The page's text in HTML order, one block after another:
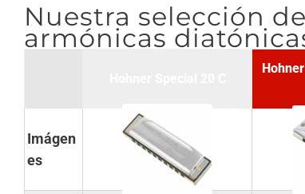
Nuestra selección
armónicas
Imágen
es